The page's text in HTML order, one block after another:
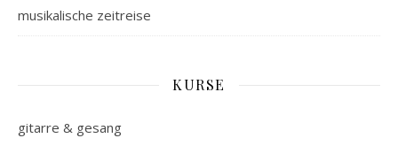
musikalische zeitreise
KURSE
gitarre & gesang